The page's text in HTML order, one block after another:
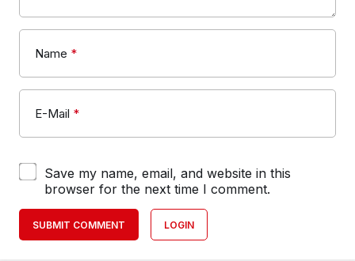
Name *
E-Mail *
Save my name, email, and website in this
browser for the next time I comment.
SUBMIT COMMENT LOGIN